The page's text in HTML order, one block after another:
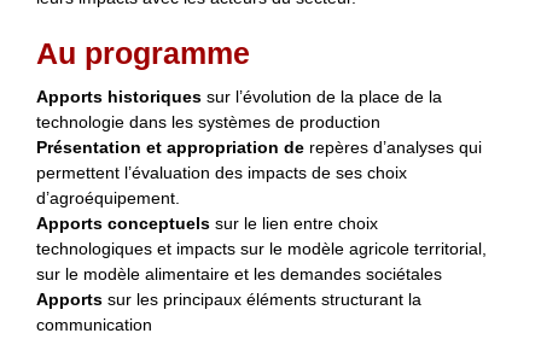
Au programme
Apports historiques sur l’évolution de la place de la
technologie dans les systèmes de production
Présentation et appropriation de repères d’analyses qui
permettent l’évaluation des impacts de ses choix
d’agroéquipement.
Apports conceptuels sur le lien entre choix
technologiques et impacts sur le modèle agricole territorial,
sur le modèle alimentaire et les demandes sociétales
Apports sur les principaux éléments structurant la
communication